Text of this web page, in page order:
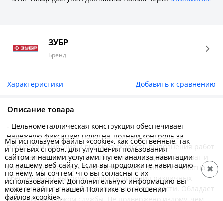
ЗУБР
Бренд
Характеристики Добавить к сравнению
Описание товара
- Цельнометаллическая конструкция обеспечивает
надежную фиксацию полотна, полный контроль за
процессом пиления и высокую скорость выполнения работ
- Обрезиненная рукоятка обеспечивает удобный захват и
комфортную работу - Биметаллическое пильное полотно
обеспечивает высокую скорость пиления различных
материалов, в том числе повышенной твердости. Обладает
длительным сроком службы. Не подвержено излому, чем
Мы используем файлы «cookie», как собственные, так
и третьих сторон, для улучшения пользования
сайтом и нашими услугами, путем анализа навигации
по нашему веб-сайту. Если вы продолжите навигацию
по нему, мы сочтем, что вы согласны с их
использованием. Дополнительную информацию вы
можете найти в нашей Политике в отношении
файлов «cookie».
✖